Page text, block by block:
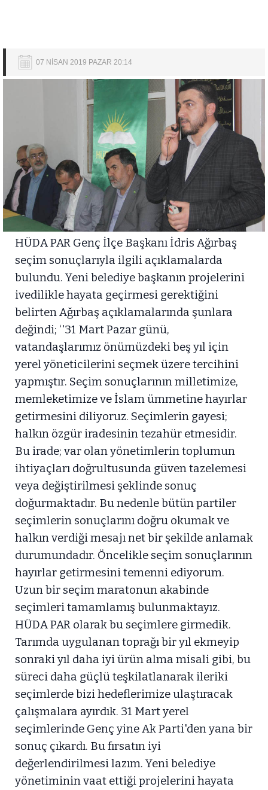
07 NİSAN 2019 PAZAR 20:14
HÜDA PAR Genç İlçe Başkanı İdris Ağırbaş
seçim sonuçlarıyla ilgili açıklamalarda
bulundu. Yeni belediye başkanın projelerini
ivedilikle hayata geçirmesi gerektiğini
belirten Ağırbaş açıklamalarında şunlara
değindi; ‘'31 Mart Pazar günü,
vatandaşlarımız önümüzdeki beş yıl için
yerel yöneticilerini seçmek üzere tercihini
yapmıştır. Seçim sonuçlarının milletimize,
memleketimize ve İslam ümmetine hayırlar
getirmesini diliyoruz. Seçimlerin gayesi;
halkın özgür iradesinin tezahür etmesidir.
Bu irade; var olan yönetimlerin toplumun
ihtiyaçları doğrultusunda güven tazelemesi
veya değiştirilmesi şeklinde sonuç
doğurmaktadır. Bu nedenle bütün partiler
seçimlerin sonuçlarını doğru okumak ve
halkın verdiği mesajı net bir şekilde anlamak
durumundadır. Öncelikle seçim sonuçlarının
hayırlar getirmesini temenni ediyorum.
Uzun bir seçim maratonun akabinde
seçimleri tamamlamış bulunmaktayız.
HÜDA PAR olarak bu seçimlere girmedik.
Tarımda uygulanan toprağı bir yıl ekmeyip
sonraki yıl daha iyi ürün alma misali gibi, bu
süreci daha güçlü teşkilatlanarak ileriki
seçimlerde bizi hedeflerimize ulaştıracak
çalışmalara ayırdık. 31 Mart yerel
seçimlerinde Genç yine Ak Parti'den yana bir
sonuç çıkardı. Bu fırsatın iyi
değerlendirilmesi lazım. Yeni belediye
yönetiminin vaat ettiği projelerini hayata